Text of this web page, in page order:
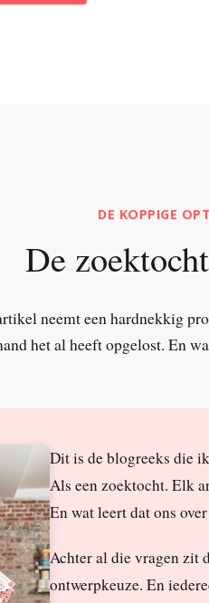
DE KOPPIGE
De
neemt een hardnekkig
het al heeft opgelost. En
Dit is de blogreeks die
Als een zoektocht. Elk
En wat leert dat ons
Achter al die vragen zit
ontwerpkeuze. En